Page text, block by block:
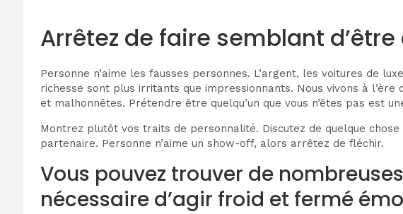
Arrêtez de faire semblant d’être
Personne n’aime les fausses personnes. L’argent, les voitures de
richesse sont plus irritants que impressionnants. Nous vivons à
et malhonnêtes. Prétendre être quelqu’un que vous n’êtes pas est
Montrez plutôt vos traits de personnalité. Discutez de quelque
partenaire. Personne n’aime un show-off, alors arrêtez de fléchir.
Vous pouvez trouver de
nécessaire d’agir froid et fermé